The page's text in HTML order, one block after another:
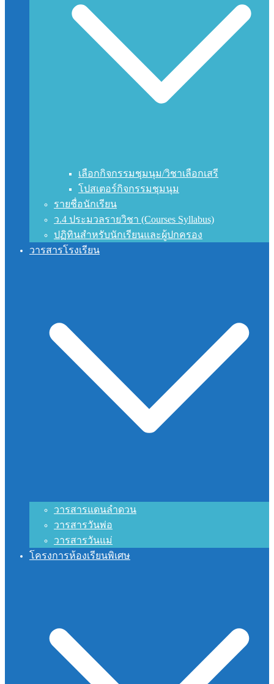
เลือกกิจกรรมชุมนุม/วิชาเลือกเสรี
โปสเตอร์กิจกรรมชุมนุม
รายชื่อนักเรียน
ว.4 ประมวลรายวิชา (Courses Syllabus)
ปฏิทินสำหรับนักเรียนและผู้ปกครอง
วารสารโรงเรียน
วารสารแดนลำดวน
วารสารวันพ่อ
วารสารวันแม่
โครงการห้องเรียนพิเศษ